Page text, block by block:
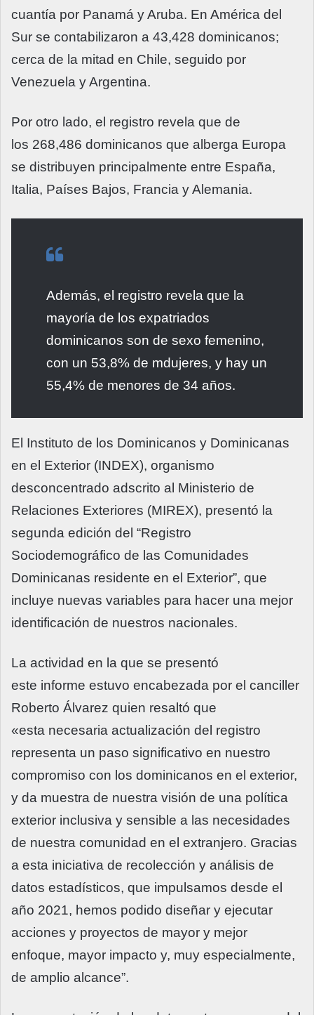
cuantía por Panamá y Aruba. En América del
Sur se contabilizaron a 43,428 dominicanos;
cerca de la mitad en Chile, seguido por
Venezuela y Argentina.
Por otro lado, el registro revela que de
los 268,486 dominicanos que alberga Europa
se distribuyen principalmente entre España,
Italia, Países Bajos, Francia y Alemania.
Además, el registro revela que la
mayoría de los expatriados
dominicanos son de sexo femenino,
con un 53,8% de mdujeres, y hay un
55,4% de menores de 34 años.
El Instituto de los Dominicanos y Dominicanas
en el Exterior (INDEX), organismo
desconcentrado adscrito al Ministerio de
Relaciones Exteriores (MIREX), presentó la
segunda edición del “Registro
Sociodemográfico de las Comunidades
Dominicanas residente en el Exterior”, que
incluye nuevas variables para hacer una mejor
identificación de nuestros nacionales.
La actividad en la que se presentó
este informe estuvo encabezada por el canciller
Roberto Álvarez quien resaltó que
«esta necesaria actualización del registro
representa un paso significativo en nuestro
compromiso con los dominicanos en el exterior,
y da muestra de nuestra visión de una política
exterior inclusiva y sensible a las necesidades
de nuestra comunidad en el extranjero. Gracias
a esta iniciativa de recolección y análisis de
datos estadísticos, que impulsamos desde el
año 2021, hemos podido diseñar y ejecutar
acciones y proyectos de mayor y mejor
enfoque, mayor impacto y, muy especialmente,
de amplio alcance”.